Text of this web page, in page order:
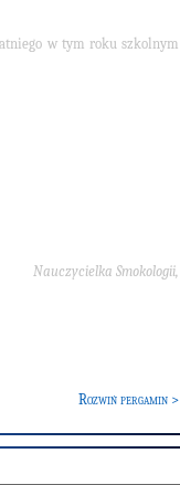
w tym roku szkolnym
Nauczycielka Smokologii,
Rozwiń pergamin >